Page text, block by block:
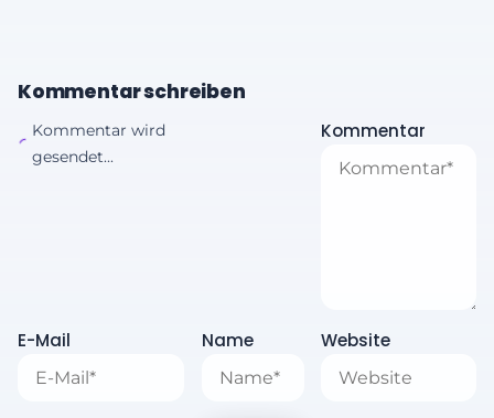
Kommentar schreiben
Kommentar wird
gesendet...
Kommentar
E-Mail Name Website